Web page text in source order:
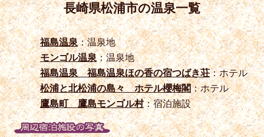
長崎県松浦市の温泉一覧
福島温泉：温泉地
モンゴル温泉：温泉地
福島温泉 福島温泉ほの香の宿つばき荘：ホテル
松浦と北松浦の島々 ホテル櫻梅閣：ホテル
鷹島町 鷹島モンゴル村：宿泊施設